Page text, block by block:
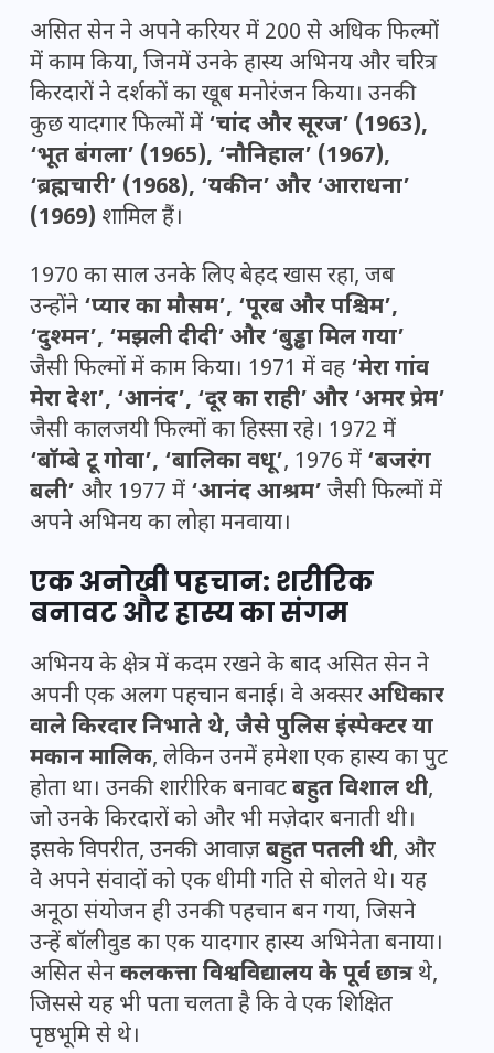
असित सेन ने अपने करियर में 200 से अधिक फिल्मों
में काम किया, जिनमें उनके हास्य अभिनय और चरित्र
किरदारों ने दर्शकों का खूब मनोरंजन किया। उनकी
कुछ यादगार फिल्मों में ‘चांद और सूरज’ (1963),
‘भूत बंगला’ (1965), ‘नौनिहाल’ (1967),
‘ब्रह्मचारी’ (1968), ‘यकीन’ और ‘आराधना’
(1969) शामिल हैं।
1970 का साल उनके लिए बेहद खास रहा, जब
उन्होंने ‘प्यार का मौसम’, ‘पूरब और पश्चिम’,
‘दुश्मन’, ‘मझली दीदी’ और ‘बुड्ढा मिल गया’
जैसी फिल्मों में काम किया। 1971 में वह ‘मेरा गांव
मेरा देश’, ‘आनंद’, ‘दूर का राही’ और ‘अमर प्रेम’
जैसी कालजयी फिल्मों का हिस्सा रहे। 1972 में
‘बॉम्बे टू गोवा’, ‘बालिका वधू’, 1976 में ‘बजरंग
बली’ और 1977 में ‘आनंद आश्रम’ जैसी फिल्मों में
अपने अभिनय का लोहा मनवाया।
एक अनोखी पहचान: शरीरिक
बनावट और हास्य का संगम
अभिनय के क्षेत्र में कदम रखने के बाद असित सेन ने
अपनी एक अलग पहचान बनाई। वे अक्सरअधिकार
वाले किरदार निभाते थे, जैसे पुलिस इंस्पेक्टर या
मकान मालिक, लेकिन उनमें हमेशा एक हास्य का पुट
होता था। उनकी शारीरिक बनावटबहुत विशाल थी,
जो उनके किरदारों को और भी मज़ेदार बनाती थी।
इसके विपरीत, उनकी आवाज़बहुत पतली थी, और
वे अपने संवादों को एक धीमी गति से बोलते थे। यह
अनूठा संयोजन ही उनकी पहचान बन गया, जिसने
उन्हें बॉलीवुड का एक यादगार हास्य अभिनेता बनाया।
असित सेनकलकत्ता विश्वविद्यालय के पूर्व छात्रथे,
जिससे यह भी पता चलता है कि वे एक शिक्षित
पृष्ठभूमि से थे।